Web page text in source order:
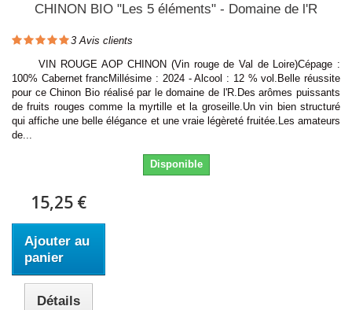
CHINON BIO "Les 5 éléments" - Domaine de l'R
3 Avis clients
VIN ROUGE AOP CHINON (Vin rouge de Val de Loire)Cépage :
100% Cabernet francMillésime : 2024 - Alcool : 12 % vol.Belle réussite
pour ce Chinon Bio réalisé par le domaine de l'R.Des arômes puissants
de fruits rouges comme la myrtille et la groseille.Un vin bien structuré
qui affiche une belle élégance et une vraie légèreté fruitée.Les amateurs
de...
Disponible
15,25 €
Ajouter au
panier
Détails